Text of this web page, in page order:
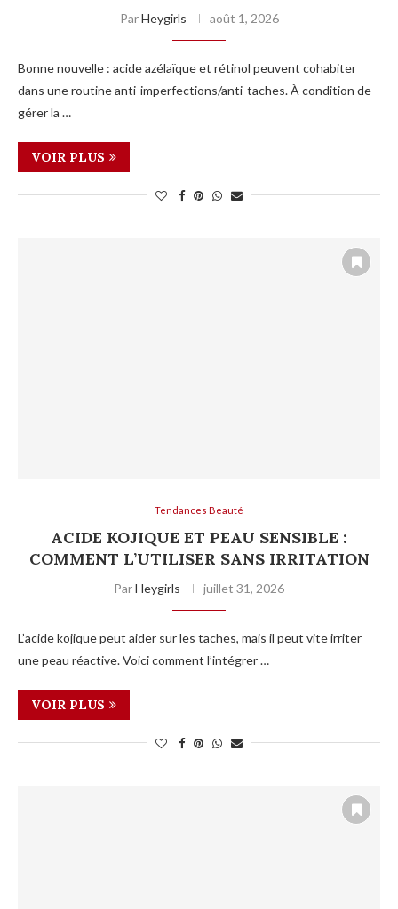
ParHeygirls août 1, 2026
Bonne nouvelle : acide azélaïque et rétinol peuvent cohabiter
dans une routine anti-imperfections/anti-taches. À condition de
gérer la …
VOIR PLUS
Tendances Beauté
ACIDE KOJIQUE ET PEAU SENSIBLE :
COMMENT L’UTILISER SANS IRRITATION
ParHeygirls juillet 31, 2026
L’acide kojique peut aider sur les taches, mais il peut vite irriter
une peau réactive. Voici comment l’intégrer …
VOIR PLUS